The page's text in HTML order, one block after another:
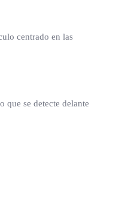
centrado en las
que se detecte delante